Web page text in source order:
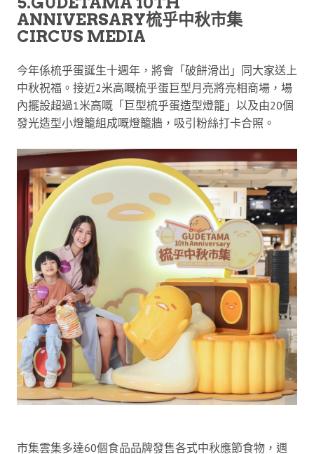
ANNIVERSARY梳乎中秋市集
CIRCUS MEDIA
今年係梳乎蛋誕生十週年，將會「破餅滑出」同大家送上
中秋祝福。接近2米高嘅梳乎蛋巨型月亮將亮相商場，場
內擺設超過1米高嘅「巨型梳乎蛋造型燈籠」以及由20個
發光造型小燈籠組成嘅燈籠牆，吸引粉絲打卡合照。
市集雲集多達60個食品品牌發售各式中秋應節食物，週